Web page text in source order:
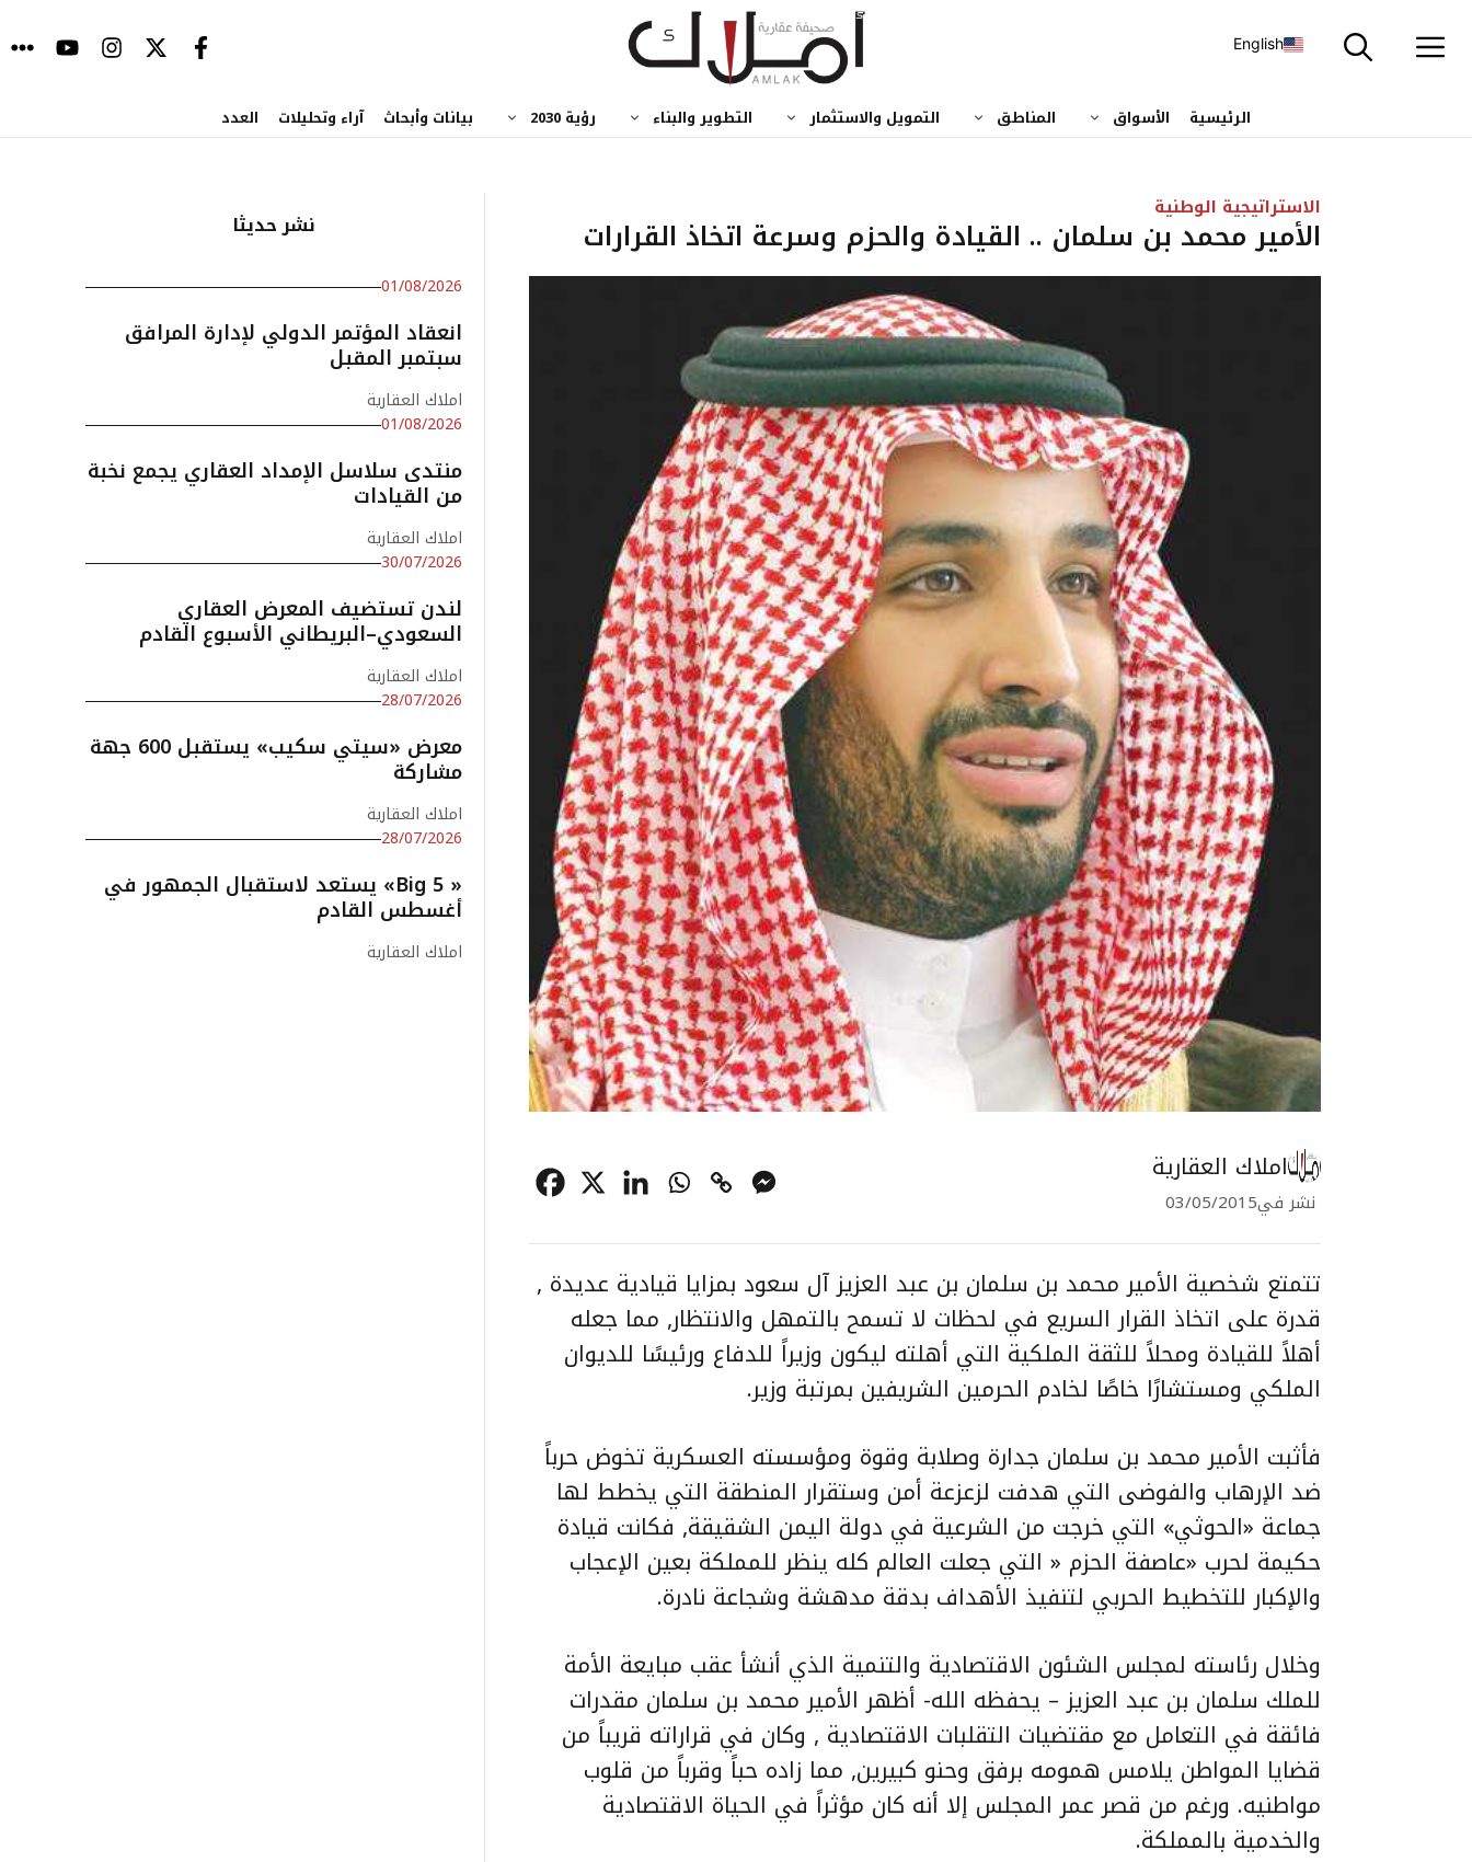
إلى
English
الرئيسية الأسواق المناطق التمويل والاستثمار التطوير والبناء رؤية 2030 بيانات وأبحاث آراء وتحليلات العدد
الاستراتيجية الوطنية
الأمير محمد بن سلمان .. القيادة والحزم وسرعة اتخاذ القرارات
املاك العقارية
نشر في03/05/2015
تتمتع شخصية الأمير محمد بن سلمان بن عبد العزيز آل سعود بمزايا قيادية عديدة ,
قدرة على اتخاذ القرار السريع في لحظات لا تسمح بالتمهل والانتظار, مما جعله
أهلاً للقيادة ومحلاً للثقة الملكية التي أهلته ليكون وزيراً للدفاع ورئيسًا للديوان
الملكي ومستشارًا خاصًا لخادم الحرمين الشريفين بمرتبة وزير.
فأثبت الأمير محمد بن سلمان جدارة وصلابة وقوة ومؤسسته العسكرية تخوض حرباً
ضد الإرهاب والفوضى التي هدفت لزعزعة أمن وستقرار المنطقة التي يخطط لها
جماعة «الحوثي» التي خرجت من الشرعية في دولة اليمن الشقيقة, فكانت قيادة
حكيمة لحرب «عاصفة الحزم « التي جعلت العالم كله ينظر للمملكة بعين الإعجاب
والإكبار للتخطيط الحربي لتنفيذ الأهداف بدقة مدهشة وشجاعة نادرة.
وخلال رئاسته لمجلس الشئون الاقتصادية والتنمية الذي أنشأ عقب مبايعة الأمة
للملك سلمان بن عبد العزيز – يحفظه الله- أظهر الأمير محمد بن سلمان مقدرات
فائقة في التعامل مع مقتضيات التقلبات الاقتصادية , وكان في قراراته قريباً من
قضايا المواطن يلامس همومه برفق وحنو كبيرين, مما زاده حباً وقرباً من قلوب
مواطنيه. ورغم من قصر عمر المجلس إلا أنه كان مؤثراً في الحياة الاقتصادية
والخدمية بالمملكة.
نشر حديثا
01/08/2026
انعقاد المؤتمر الدولي لإدارة المرافق
سبتمبر المقبل
املاك العقارية
01/08/2026
منتدى سلاسل الإمداد العقاري يجمع نخبة
من القيادات
املاك العقارية
30/07/2026
لندن تستضيف المعرض العقاري
السعودي–البريطاني الأسبوع القادم
املاك العقارية
28/07/2026
معرض «سيتي سكيب» يستقبل 600 جهة
مشاركة
املاك العقارية
28/07/2026
« Big 5» يستعد لاستقبال الجمهور في
أغسطس القادم
املاك العقارية